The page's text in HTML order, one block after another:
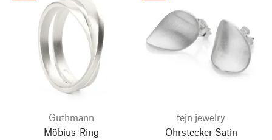
Guthmann
Möbius-Ring
fejn jewelry
Ohrstecker Satin